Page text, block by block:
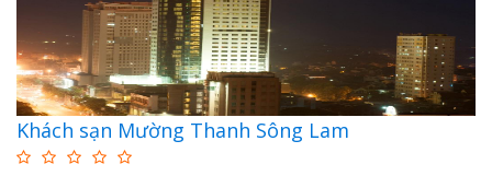
Khách sạn Mường Thanh Sông Lam